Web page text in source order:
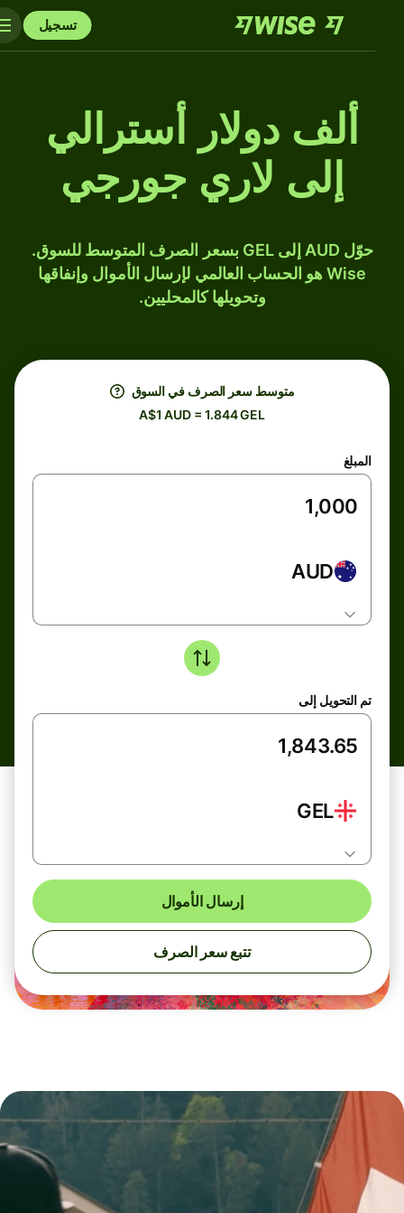
تسجيل
ألف دولار أسترالي
إلى لاري جورجي
حوّل AUD إلى GEL بسعر الصرف المتوسط للسوق.
Wise هو الحساب العالمي لإرسال الأموال وإنفاقها
وتحويلها كالمحليين.
متوسط ​​سعر الصرف في السوق
A$1 AUD = 1.844 GEL
المبلغ
AUD
تم التحويل إلى
GEL
إرسال الأموال
تتبع سعر الصرف